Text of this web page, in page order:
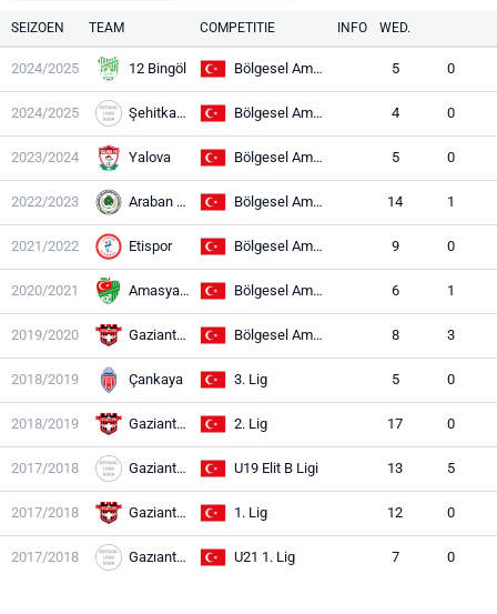
SEIZOEN TEAM COMPETITIE INFO WED.
2024/2025 12 Bingöl Bölgesel Amatör Lig 5 0
2024/2025 Şehitkamil BS Bölgesel Amatör Lig 4 0
2023/2024 Yalova Bölgesel Amatör Lig 5 0
2022/2023 Araban BS Bölgesel Amatör Lig 14 1
2021/2022 Etispor Bölgesel Amatör Lig 9 0
2020/2021 Amasyaspor FK Bölgesel Amatör Lig 6 1
2019/2020 Gaziantepspor Bölgesel Amatör Lig 8 3
2018/2019 Çankaya 3. Lig 5 0
2018/2019 Gaziantepspor 2. Lig 17 0
2017/2018 Gaziantepspor U19 Elit B Ligi 13 5
2017/2018 Gaziantepspor 1. Lig 12 0
2017/2018 Gazıantepspor U21 1. Lig 7 0